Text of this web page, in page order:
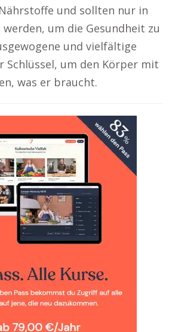
und sollten nur in
werden, um die Gesundheit zu
und vielfältige
Schlüssel, um den Körper mit
was er braucht.